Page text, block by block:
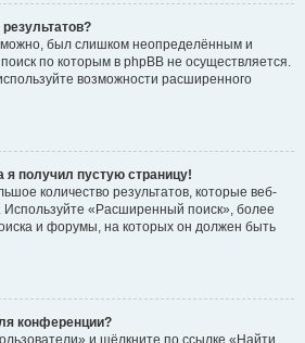
был слишком неопределённым и
по которым в phpBB не осуществляется.
возможности расширенного
я получил пустую страницу!
количество результатов, которые веб-
Используйте «Расширенный поиск», более
и форумы, на которых он должен быть
конференции?
и щёлкните по ссылке «Найти